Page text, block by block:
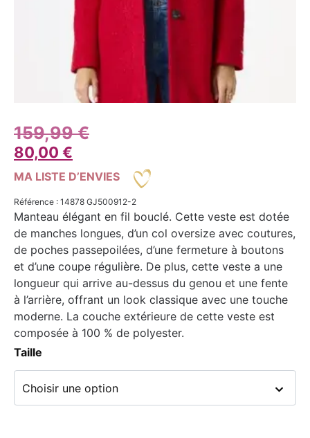
159,99€
80,00 €
MA LISTE D’ENVIES
Référence : 14878 GJ500912-2
Manteau élégant en fil bouclé. Cette veste est dotée
de manches longues, d’un col oversize avec coutures,
de poches passepoilées, d’une fermeture à boutons
et d’une coupe régulière. De plus, cette veste a une
longueur qui arrive au-dessus du genou et une fente
à l’arrière, offrant un look classique avec une touche
moderne. La couche extérieure de cette veste est
composée à 100 % de polyester.
Taille